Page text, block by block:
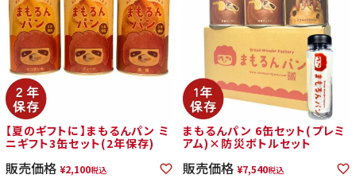
【夏のギフトに】まもるんパン ミ
ニギフト3缶セット(2年保存)
販売価格 ¥2,100税込
まもるんパン 6缶セット(プレミ
アム)×防災ボトルセット
販売価格 ¥7,540税込